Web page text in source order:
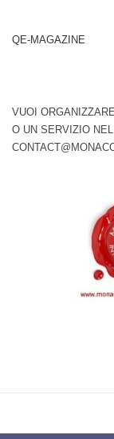
QE-MAGAZINE
VUOI
O UN SERVIZIO